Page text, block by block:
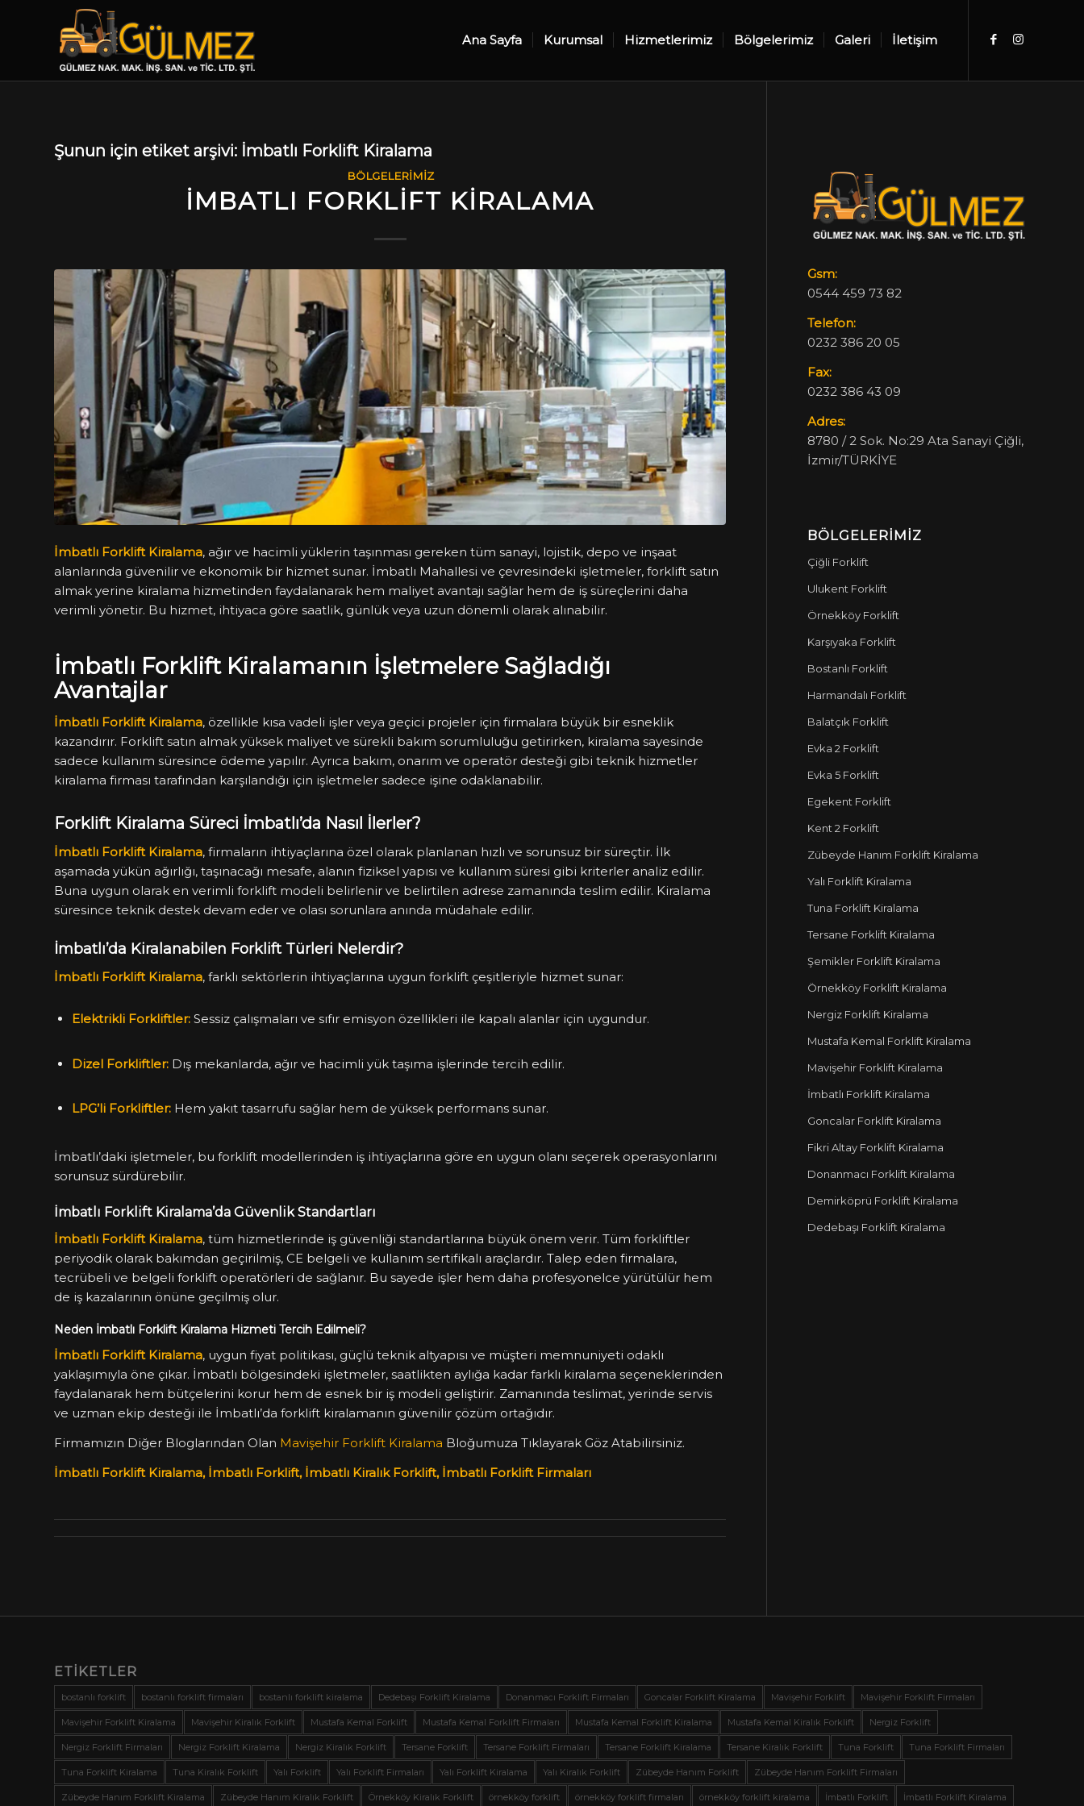
Ana Sayfa Kurumsal Hizmetlerimiz Bölgelerimiz Galeri İletişim
Şunun için etiket arşivi: İmbatlı Forklift Kiralama
BÖLGELERIMIZ
İMBATLI FORKLIFT KIRALAMA
İmbatlı Forklift Kiralama, ağır ve hacimli yüklerin taşınması gereken tüm sanayi, lojistik, depo ve inşaat
alanlarında güvenilir ve ekonomik bir hizmet sunar. İmbatlı Mahallesi ve çevresindeki işletmeler, forklift satın
almak yerine kiralama hizmetinden faydalanarak hem maliyet avantajı sağlar hem de iş süreçlerini daha
verimli yönetir. Bu hizmet, ihtiyaca göre saatlik, günlük veya uzun dönemli olarak alınabilir.
İmbatlı Forklift Kiralamanın İşletmelere Sağladığı
Avantajlar
İmbatlı Forklift Kiralama, özellikle kısa vadeli işler veya geçici projeler için firmalara büyük bir esneklik
kazandırır. Forklift satın almak yüksek maliyet ve sürekli bakım sorumluluğu getirirken, kiralama sayesinde
sadece kullanım süresince ödeme yapılır. Ayrıca bakım, onarım ve operatör desteği gibi teknik hizmetler
kiralama firması tarafından karşılandığı için işletmeler sadece işine odaklanabilir.
Forklift Kiralama Süreci İmbatlı’da Nasıl İlerler?
İmbatlı Forklift Kiralama, firmaların ihtiyaçlarına özel olarak planlanan hızlı ve sorunsuz bir süreçtir. İlk
aşamada yükün ağırlığı, taşınacağı mesafe, alanın fiziksel yapısı ve kullanım süresi gibi kriterler analiz edilir.
Buna uygun olarak en verimli forklift modeli belirlenir ve belirtilen adrese zamanında teslim edilir. Kiralama
süresince teknik destek devam eder ve olası sorunlara anında müdahale edilir.
İmbatlı’da Kiralanabilen Forklift Türleri Nelerdir?
İmbatlı Forklift Kiralama, farklı sektörlerin ihtiyaçlarına uygun forklift çeşitleriyle hizmet sunar:
Elektrikli Forkliftler: Sessiz çalışmaları ve sıfır emisyon özellikleri ile kapalı alanlar için uygundur.
Dizel Forkliftler: Dış mekanlarda, ağır ve hacimli yük taşıma işlerinde tercih edilir.
LPG’li Forkliftler: Hem yakıt tasarrufu sağlar hem de yüksek performans sunar.
İmbatlı’daki işletmeler, bu forklift modellerinden iş ihtiyaçlarına göre en uygun olanı seçerek operasyonlarını
sorunsuz sürdürebilir.
İmbatlı Forklift Kiralama’da Güvenlik Standartları
İmbatlı Forklift Kiralama, tüm hizmetlerinde iş güvenliği standartlarına büyük önem verir. Tüm forkliftler
periyodik olarak bakımdan geçirilmiş, CE belgeli ve kullanım sertifikalı araçlardır. Talep eden firmalara,
tecrübeli ve belgeli forklift operatörleri de sağlanır. Bu sayede işler hem daha profesyonelce yürütülür hem
de iş kazalarının önüne geçilmiş olur.
Neden İmbatlı Forklift Kiralama Hizmeti Tercih Edilmeli?
İmbatlı Forklift Kiralama, uygun fiyat politikası, güçlü teknik altyapısı ve müşteri memnuniyeti odaklı
yaklaşımıyla öne çıkar. İmbatlı bölgesindeki işletmeler, saatlikten aylığa kadar farklı kiralama seçeneklerinden
faydalanarak hem bütçelerini korur hem de esnek bir iş modeli geliştirir. Zamanında teslimat, yerinde servis
ve uzman ekip desteği ile İmbatlı’da forklift kiralamanın güvenilir çözüm ortağıdır.
Firmamızın Diğer Bloglarından Olan Mavişehir Forklift Kiralama Bloğumuza Tıklayarak Göz Atabilirsiniz.
İmbatlı Forklift Kiralama, İmbatlı Forklift, İmbatlı Kiralık Forklift, İmbatlı Forklift Firmaları
Gsm:
0544 459 73 82
Telefon:
0232 386 20 05
Fax:
0232 386 43 09
Adres:
8780 / 2 Sok. No:29 Ata Sanayi Çiğli,
İzmir/TÜRKİYE
BÖLGELERIMIZ
Çiğli Forklift
Ulukent Forklift
Örnekköy Forklift
Karşıyaka Forklift
Bostanlı Forklift
Harmandalı Forklift
Balatçık Forklift
Evka 2 Forklift
Evka 5 Forklift
Egekent Forklift
Kent 2 Forklift
Zübeyde Hanım Forklift Kiralama
Yalı Forklift Kiralama
Tuna Forklift Kiralama
Tersane Forklift Kiralama
Şemikler Forklift Kiralama
Örnekköy Forklift Kiralama
Nergiz Forklift Kiralama
Mustafa Kemal Forklift Kiralama
Mavişehir Forklift Kiralama
İmbatlı Forklift Kiralama
Goncalar Forklift Kiralama
Fikri Altay Forklift Kiralama
Donanmacı Forklift Kiralama
Demirköprü Forklift Kiralama
Dedebaşı Forklift Kiralama
ETIKETLER
bostanlı forklift bostanlı forklift firmaları bostanlı forklift kiralama Dedebaşı Forklift Kiralama Donanmacı Forklift Firmaları Goncalar Forklift Kiralama Mavişehir Forklift Mavişehir Forklift Firmaları
Mavişehir Forklift Kiralama Mavişehir Kiralık Forklift Mustafa Kemal Forklift Mustafa Kemal Forklift Firmaları Mustafa Kemal Forklift Kiralama Mustafa Kemal Kiralık Forklift Nergiz Forklift
Nergiz Forklift Firmaları Nergiz Forklift Kiralama Nergiz Kiralık Forklift Tersane Forklift Tersane Forklift Firmaları Tersane Forklift Kiralama Tersane Kiralık Forklift Tuna Forklift Tuna Forklift Firmaları
Tuna Forklift Kiralama Tuna Kiralık Forklift Yalı Forklift Yalı Forklift Firmaları Yalı Forklift Kiralama Yalı Kiralık Forklift Zübeyde Hanım Forklift Zübeyde Hanım Forklift Firmaları
Zübeyde Hanım Forklift Kiralama Zübeyde Hanım Kiralık Forklift Örnekköy Kiralık Forklift örnekköy forklift örnekköy forklift firmaları örnekköy forklift kiralama İmbatlı Forklift İmbatlı Forklift Kiralama